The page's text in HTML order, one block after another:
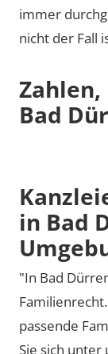
immer
nicht der Fall
Zahlen,
Bad
in Bad
"In Bad
passende
Sie sich unter